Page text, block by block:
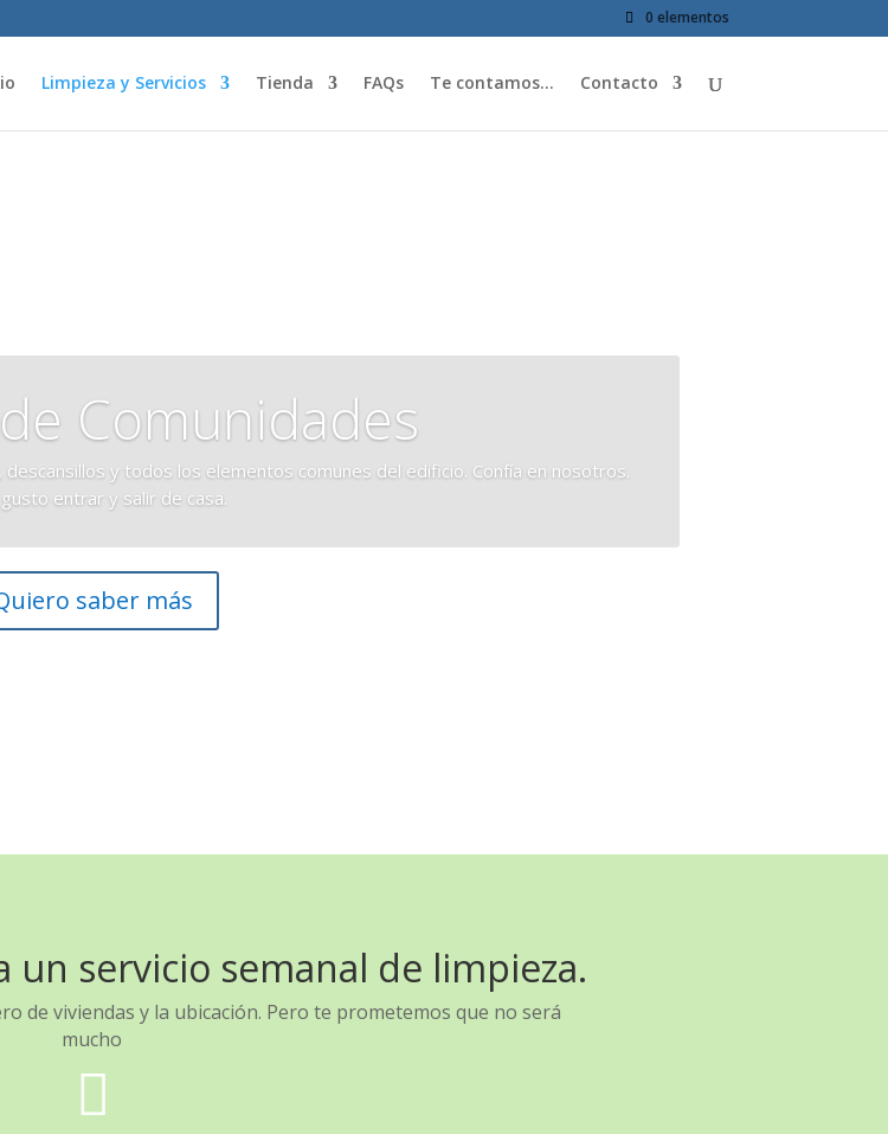
0 elementos
Limpieza y Servicios Tienda FAQs Te contamos… Contacto
Comunidades
y todos los elementos comunes del edificio. Confía en nosotros.
entrar y salir de casa.
saber más
un servicio semanal de limpieza.
de viviendas y la ubicación. Pero te prometemos que no será
mucho
